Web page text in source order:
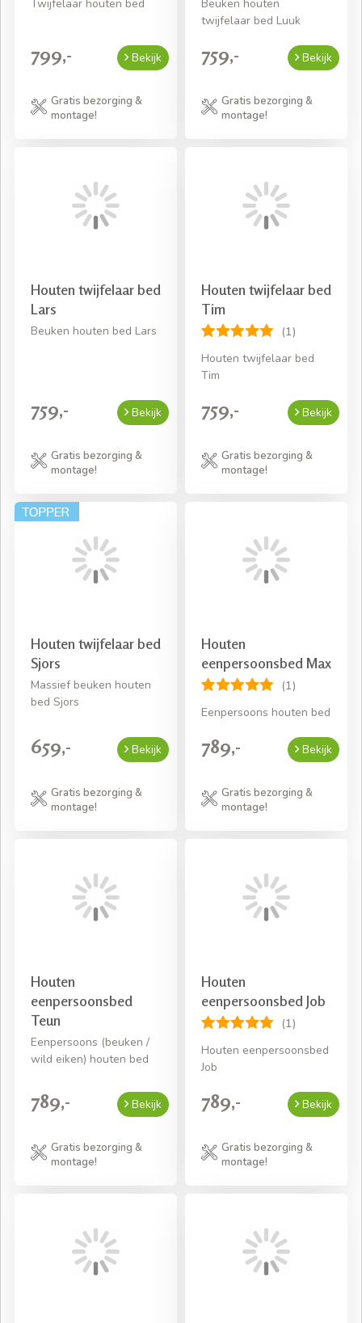
Twijfelaar houten bed
799,- Bekijk
Gratis bezorging &
montage!
Beuken houten
twijfelaar bed Luuk
759,- Bekijk
Gratis bezorging &
montage!
Houten twijfelaar bed
Lars
Beuken houten bed Lars
759,- Bekijk
Gratis bezorging &
montage!
Houten twijfelaar bed
Tim
(1)
Houten twijfelaar bed
Tim
759,- Bekijk
Gratis bezorging &
montage!
Houten twijfelaar bed
Sjors
Massief beuken houten
bed Sjors
659,- Bekijk
Gratis bezorging &
montage!
Houten
eenpersoonsbed Max
(1)
Eenpersoons houten bed
789,- Bekijk
Gratis bezorging &
montage!
Houten
eenpersoonsbed
Teun
Eenpersoons (beuken /
wild eiken) houten bed
789,- Bekijk
Gratis bezorging &
montage!
Houten
eenpersoonsbed Job
(1)
Houten eenpersoonsbed
Job
789,- Bekijk
Gratis bezorging &
montage!